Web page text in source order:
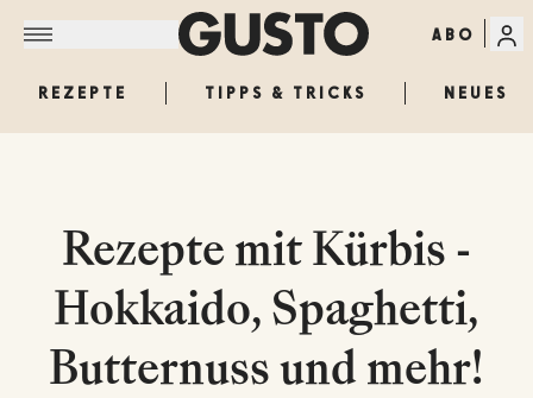
ABO
REZEPTE TIPPS & TRICKS NEUES
Rezepte mit Kürbis -
Hokkaido, Spaghetti,
Butternuss und mehr!